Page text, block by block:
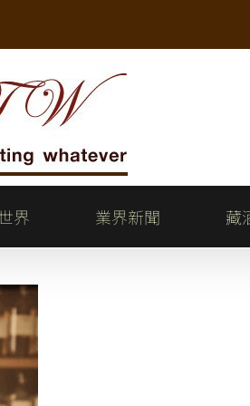
界 業界新聞 藏